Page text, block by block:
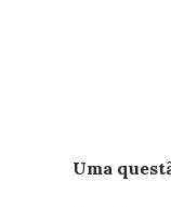
Uma